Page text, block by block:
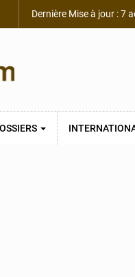
Dernière Mise à jour : 7